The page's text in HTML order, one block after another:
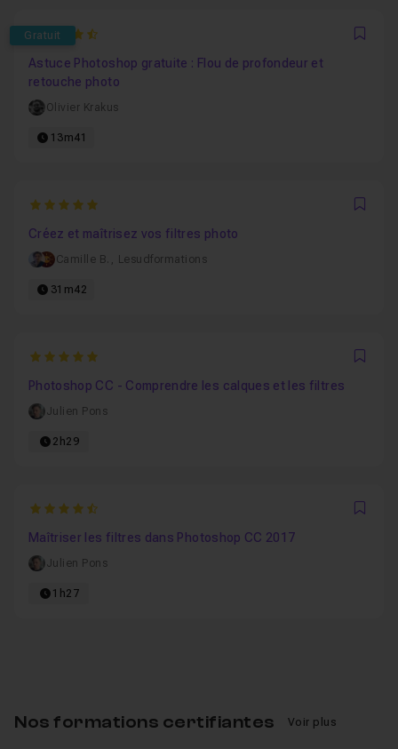
Gratuit
4.7647058823529
Astuce Photoshop gratuite : Flou de profondeur et
retouche photo
Olivier Krakus
13m41
5
Créez et maîtrisez vos filtres photo
Camille B. , Lesudformations
31m42
5
Photoshop CC - Comprendre les calques et les filtres
Julien Pons
2h29
4.7333333333333
Maîtriser les filtres dans Photoshop CC 2017
Julien Pons
1h27
Nos formations certifiantes Voir plus